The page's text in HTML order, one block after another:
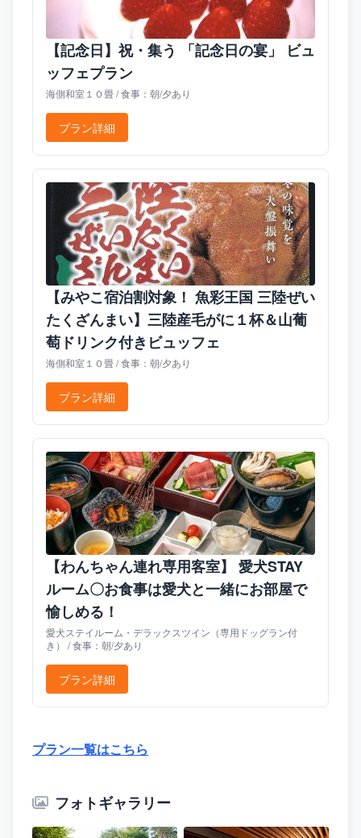
【記念日】祝・集う 「記念日の宴」 ビュ
ッフェプラン
海側和室１０畳 / 食事：朝/夕あり
プラン詳細
【みやこ宿泊割対象！ 魚彩王国 三陸ぜい
たくざんまい】三陸産毛がに１杯＆山葡
萄ドリンク付きビュッフェ
海側和室１０畳 / 食事：朝/夕あり
プラン詳細
【わんちゃん連れ専用客室】 愛犬STAY
ルーム〇お食事は愛犬と一緒にお部屋で
愉しめる！
愛犬ステイルーム・デラックスツイン（専用ドッグラン付
き） / 食事：朝/夕あり
プラン詳細
プラン一覧はこちら
フォトギャラリー